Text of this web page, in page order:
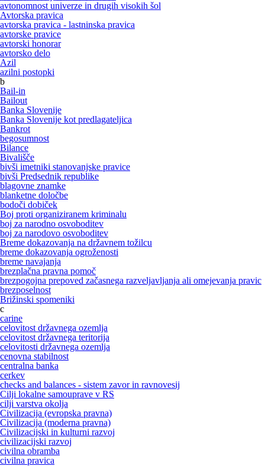
avtonomnost univerze in drugih visokih šol
Avtorska pravica
avtorska pravica - lastninska pravica
avtorske pravice
avtorski honorar
avtorsko delo
Azil
azilni postopki
b
Bail-in
Bailout
Banka Slovenije
Banka Slovenije kot predlagateljica
Bankrot
begosumnost
Bilance
Bivališče
bivši imetniki stanovanjske pravice
bivši Predsednik republike
blagovne znamke
blanketne določbe
bodoči dobiček
Boj proti organiziranem kriminalu
boj za narodno osvoboditev
boj za narodovo osvoboditev
Breme dokazovanja na državnem tožilcu
breme dokazovanja ogroženosti
breme navajanja
brezplačna pravna pomoč
brezpogojna prepoved začasnega razveljavljanja ali omejevanja pravic
brezposelnost
Brižinski spomeniki
c
carine
celovitost državnega ozemlja
celovitost državnega teritorija
celovitosti državnega ozemlja
cenovna stabilnost
centralna banka
cerkev
checks and balances - sistem zavor in ravnovesij
Cilji lokalne samouprave v RS
cilji varstva okolja
Civilizacija (evropska pravna)
Civilizacija (moderna pravna)
Civilizacijski in kulturni razvoj
civilizacijski razvoj
civilna obramba
civilna pravica